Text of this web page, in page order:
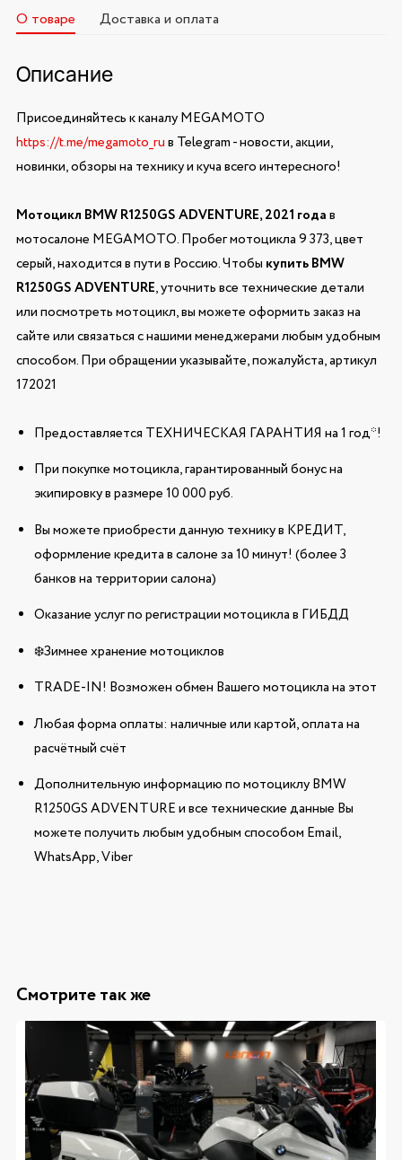
О товаре Доставка и оплата
Описание
Присоединяйтесь к каналу MEGAMOTO
https://t.me/megamoto_ruв Telegram - новости, акции,
новинки, обзоры на технику и куча всего интересного!
Мотоцикл BMW R1250GS ADVENTURE, 2021 годав
мотосалоне MEGAMOTO. Пробег мотоцикла 9 373, цвет
серый, находится в пути в Россию. Чтобы купить BMW
R1250GS ADVENTURE, уточнить все технические детали
или посмотреть мотоцикл, вы можете оформить заказ на
сайте или связаться с нашими менеджерами любым удобным
способом. При обращении указывайте, пожалуйста, артикул
172021
Предоставляется ТЕХНИЧЕСКАЯ ГАРАНТИЯ на 1 год*!
При покупке мотоцикла, гарантированный бонус на
экипировку в размере 10 000 руб.
Вы можете приобрести данную технику в КРЕДИТ,
оформление кредита в салоне за 10 минут! (более 3
банков на территории салона)
Оказание услуг по регистрации мотоцикла в ГИБДД
❄️Зимнее хранение мотоциклов
TRADE-IN! Возможен обмен Вашего мотоцикла на этот
Любая форма оплаты: наличные или картой, оплата на
расчётный счёт
Дополнительную информацию по мотоциклу BMW
R1250GS ADVENTURE и все технические данные Вы
можете получить любым удобным способом Email,
WhatsApp, Viber
Смотрите так же